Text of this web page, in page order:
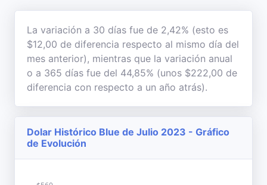
La variación a 30 días fue de 2,42% (esto es
$12,00 de diferencia respecto al mismo día del
mes anterior), mientras que la variación anual
o a 365 días fue del 44,85% (unos $222,00 de
diferencia con respecto a un año atrás).
Dolar Histórico Blue de Julio 2023 - Gráfico
de Evolución